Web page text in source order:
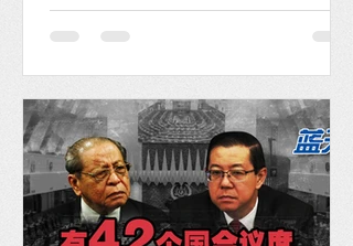
扎尼及拿督斯里慕克力，是否真的如对
方所言，在马哈迪担任...